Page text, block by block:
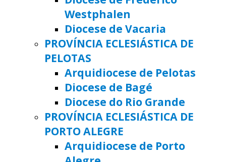
Westphalen
Diocese de Vacaria
PROVÍNCIA ECLESIÁSTICA DE
PELOTAS
Arquidiocese de Pelotas
Diocese de Bagé
Diocese do Rio Grande
PROVÍNCIA ECLESIÁSTICA DE
PORTO ALEGRE
Arquidiocese de Porto